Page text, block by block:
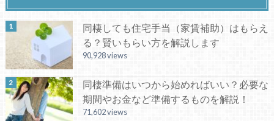
同棲しても住宅手当（家賃補助）はもらえ
る？賢いもらい方を解説します
90,928 views
同棲準備はいつから始めればいい？必要な
期間やお金など準備するものを解説！
71,602 views